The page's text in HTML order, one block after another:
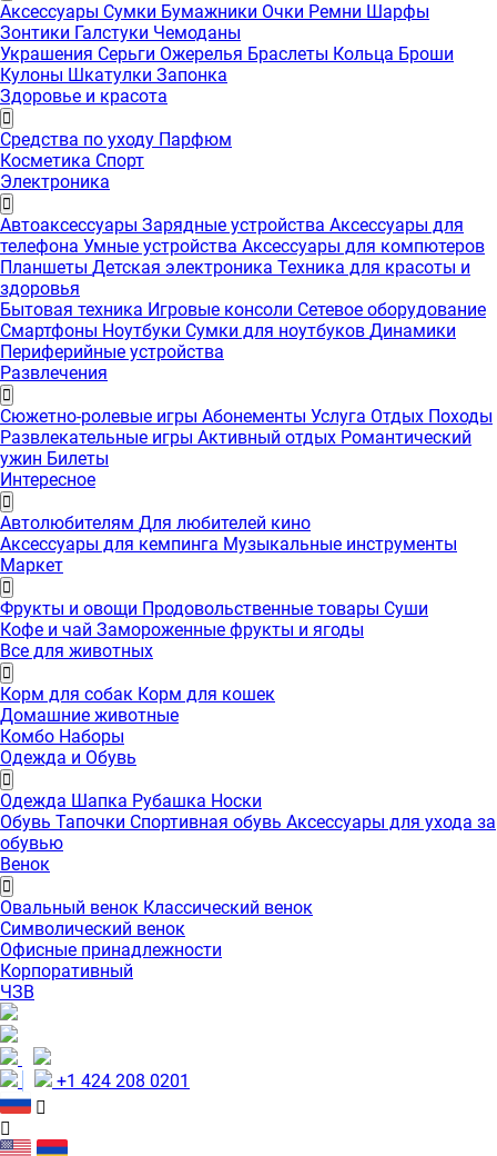
Аксессуары Сумки Бумажники Очки Ремни Шарфы
Зонтики Галстуки Чемоданы
Украшения Серьги Ожерелья Браслеты Кольца Броши
Кулоны Шкатулки Запонка
Здоровье и красота
Средства по уходу Парфюм
Косметика Спорт
Электроника
Автоаксессуары Зарядные устройства Аксессуары для
телефона Умные устройства Аксессуары для компютеров
Планшеты Детская электроника Техника для красоты и
здоровья
Бытовая техника Игровые консоли Сетевое оборудование
Смартфоны Ноутбуки Сумки для ноутбуков Динамики
Периферийные устройства
Развлечения
Сюжетно-ролевые игры Абонементы Услуга Отдых Походы
Развлекательные игры Активный отдых Романтический
ужин Билеты
Интересноe
Автолюбителям Для любителей кино
Аксессуары для кемпинга Музыкальные инструменты
Маркет
Фрукты и овощи Продовольственные товары Суши
Кофе и чай Замороженные фрукты и ягоды
Все для животных
Корм для собак Корм для кошек
Домашние животные
Комбо Наборы
Одежда и Обувь
Одежда Шапка Рубашка Носки
Обувь Тапочки Спортивная обувь Аксессуары для ухода за
обувью
Венок
Овальный венок Классический венок
Символический венок
Офисные принадлежности
Корпоративный
ЧЗВ
+1 424 208 0201